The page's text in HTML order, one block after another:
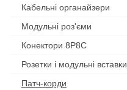
Кабельні органайзери
Модульні роз'єми
Конектори 8P8C
Розетки і модульні вставки
Патч-корди